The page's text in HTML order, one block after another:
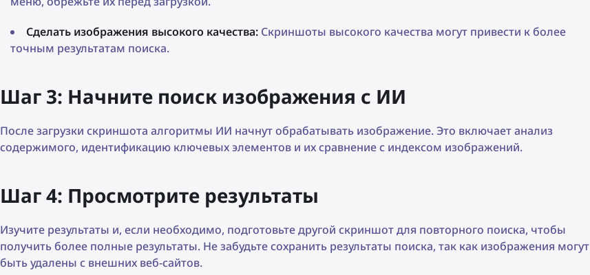
Сделать изображения высокого качества: Скриншоты высокого качества могут привести к более
точным результатам поиска.
Шаг 3: Начните поиск изображения с ИИ
После загрузки скриншота алгоритмы ИИ начнут обрабатывать изображение. Это включает анализ
содержимого, идентификацию ключевых элементов и их сравнение с индексом изображений.
Шаг 4: Просмотрите результаты
Изучите результаты и, если необходимо, подготовьте другой скриншот для повторного поиска, чтобы
получить более полные результаты. Не забудьте сохранить результаты поиска, так как изображения могут
быть удалены с внешних веб-сайтов.